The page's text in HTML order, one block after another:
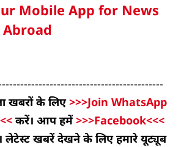
Mobile App for News
खबरों के लिए>>>Join WhatsApp
करें। आप हमें>>>Facebook<<<
लेटेस्ट खबरें देखने के लिए हमारे यूट्यूब